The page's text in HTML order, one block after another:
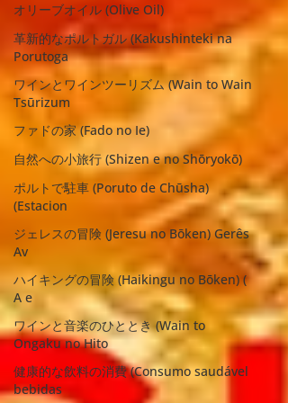
オリーブオイル (Olive Oil)
革新的なポルトガル (Kakushinteki na
Porutoga
ワインとワインツーリズム (Wain to Wain
Tsūrizum
ファドの家 (Fado no Ie)
自然への小旅行 (Shizen e no Shōryokō)
ポルトで駐車 (Poruto de Chūsha)
(Estacion
ジェレスの冒険 (Jeresu no Bōken) Gerês
Av
ハイキングの冒険 (Haikingu no Bōken) (
A e
ワインと音楽のひととき (Wain to
Ongaku no Hito
健康的な飲料の消費 (Consumo saudável
bebidas